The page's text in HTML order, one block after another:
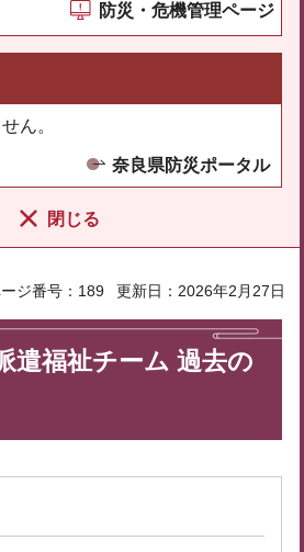
防災・危機管理ページ
ん。
奈良県防災ポータル
閉じる
ジ番号：189 更新日：2026年2月27日
遣福祉チーム 過去の